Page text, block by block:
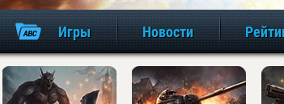
Игры Новости